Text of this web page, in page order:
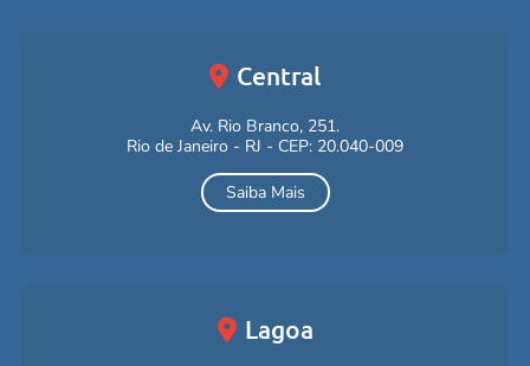
Central
Av. Rio Branco, 251.
Rio de Janeiro - RJ - CEP: 20.040-009
Saiba Mais
Lagoa